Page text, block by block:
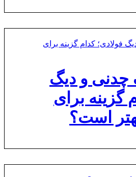
چدنی و دیگ
گزینه برای
است؟